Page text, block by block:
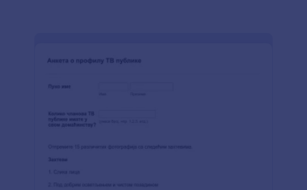
виџете и додати упутства како би одговарао
направиш резервну копију видео снимака,
бесплатних интеграција, укључујући популарне
Dropbox и Google Drive. Постарај се да твој
следећи конкурс за такмичења тече глатко
помоћу беспрекорног онлајн Обрасца за